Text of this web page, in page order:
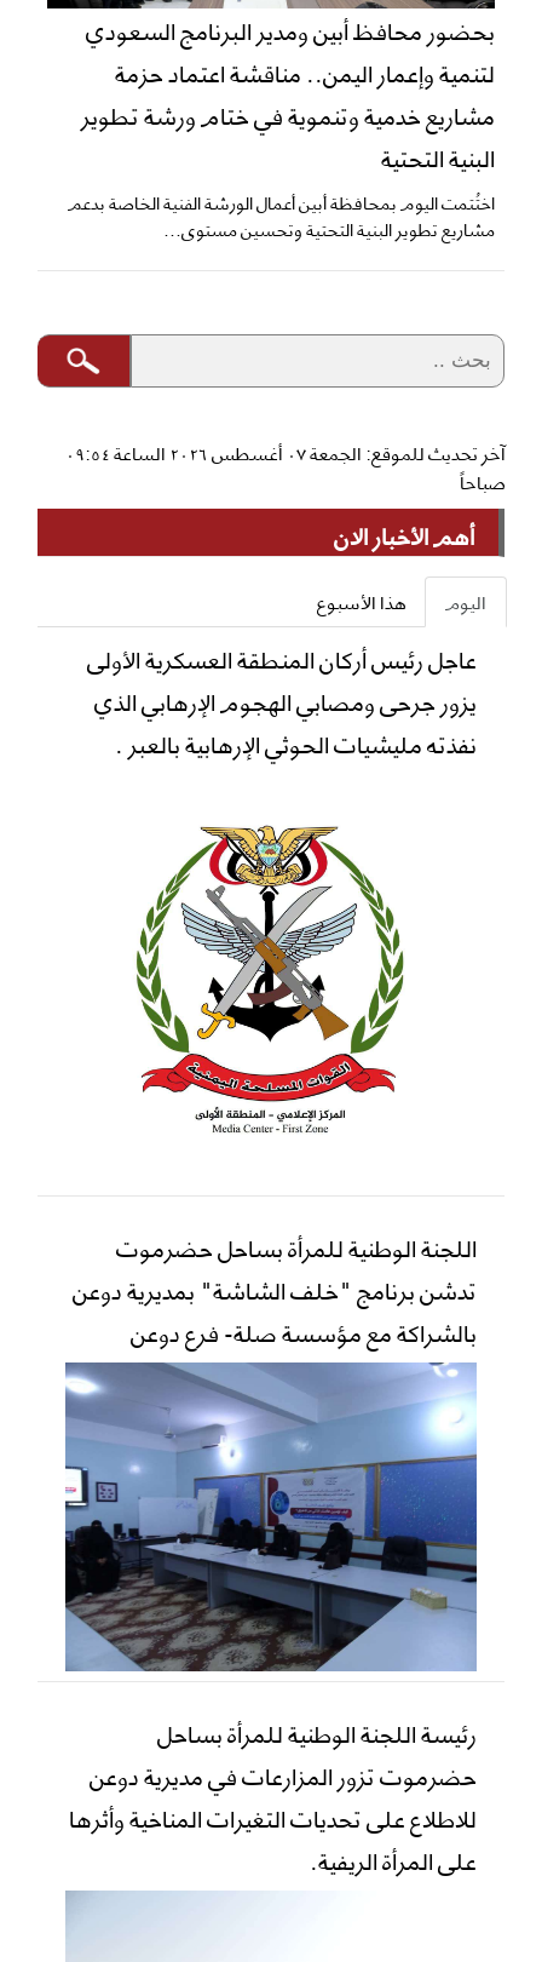
بحضور محافظ أبين ومدير البرنامج السعودي
لتنمية وإعمار اليمن.. مناقشة اعتماد حزمة
مشاريع خدمية وتنموية في ختام ورشة تطوير
البنية التحتية
اختُتمت اليوم بمحافظة أبين أعمال الورشة الفنية الخاصة بدعم
مشاريع تطوير البنية التحتية وتحسين مستوى...
آخر تحديث للموقع: الجمعة ٠٧ أغسطس ٢٠٢٦ الساعة ٠٩:٥٤
صباحاً
أهم الأخبار الان
اليوم هذا الأسبوع
عاجل رئيس أركان المنطقة العسكرية الأولى
يزور جرحى ومصابي الهجوم الإرهابي الذي
نفذته مليشيات الحوثي الإرهابية بالعبر .
اللجنة الوطنية للمرأة بساحل حضرموت
تدشن برنامج "خلف الشاشة" بمديرية دوعن
بالشراكة مع مؤسسة صلة- فرع دوعن
رئيسة اللجنة الوطنية للمرأة بساحل
حضرموت تزور المزارعات في مديرية دوعن
للاطلاع على تحديات التغيرات المناخية وأثرها
على المرأة الريفية.